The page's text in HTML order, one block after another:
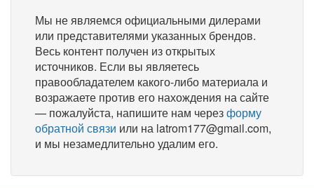
Мы не являемся официальными дилерами
или представителями указанных брендов.
Весь контент получен из открытых
источников. Если вы являетесь
правообладателем какого-либо материала и
возражаете против его нахождения на сайте
— пожалуйста, напишите нам черезформу
обратной связи или на latrom177@gmail.com,
и мы незамедлительно удалим его.